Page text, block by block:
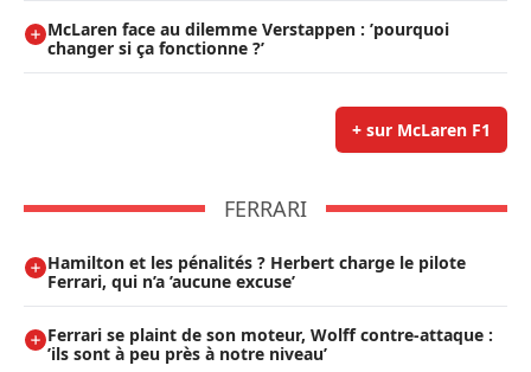
McLaren face au dilemme Verstappen : ’pourquoi
changer si ça fonctionne ?’
+ sur McLaren F1
FERRARI
Hamilton et les pénalités ? Herbert charge le pilote
Ferrari, qui n’a ’aucune excuse’
Ferrari se plaint de son moteur, Wolff contre-attaque :
’ils sont à peu près à notre niveau’